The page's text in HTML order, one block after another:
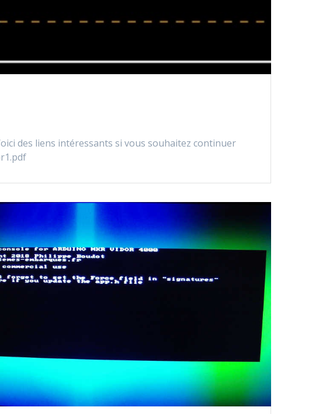
des liens intéressants si vous souhaitez continuer